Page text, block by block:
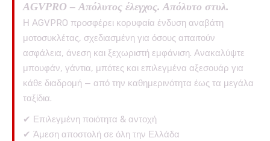
AGVPRO – Απόλυτος έλεγχος. Απόλυτο στυλ.
Η AGVPRO προσφέρει κορυφαία ένδυση αναβάτη
μοτοσυκλέτας, σχεδιασμένη για όσους απαιτούν
ασφάλεια, άνεση και ξεχωριστή εμφάνιση. Ανακαλύψτε
μπουφάν, γάντια, μπότες και επιλεγμένα αξεσουάρ για
κάθε διαδρομή — από την καθημερινότητα έως τα μεγάλα
ταξίδια.
✔ Επιλεγμένη ποιότητα & αντοχή
✔ Άμεση αποστολή σε όλη την Ελλάδα